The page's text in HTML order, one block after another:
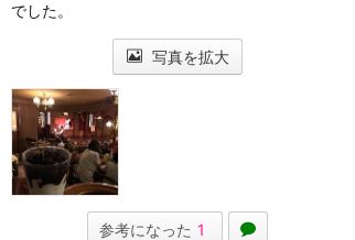
でした。
写真を拡大
参考になった 1